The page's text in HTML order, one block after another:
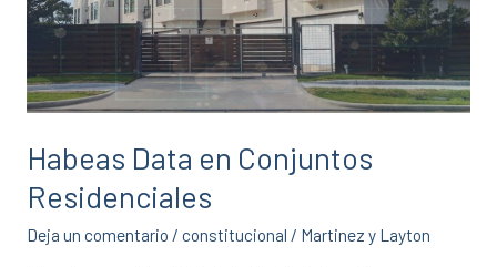
Habeas Data en Conjuntos
Residenciales
Deja un comentario / constitucional / Martinez y Layton